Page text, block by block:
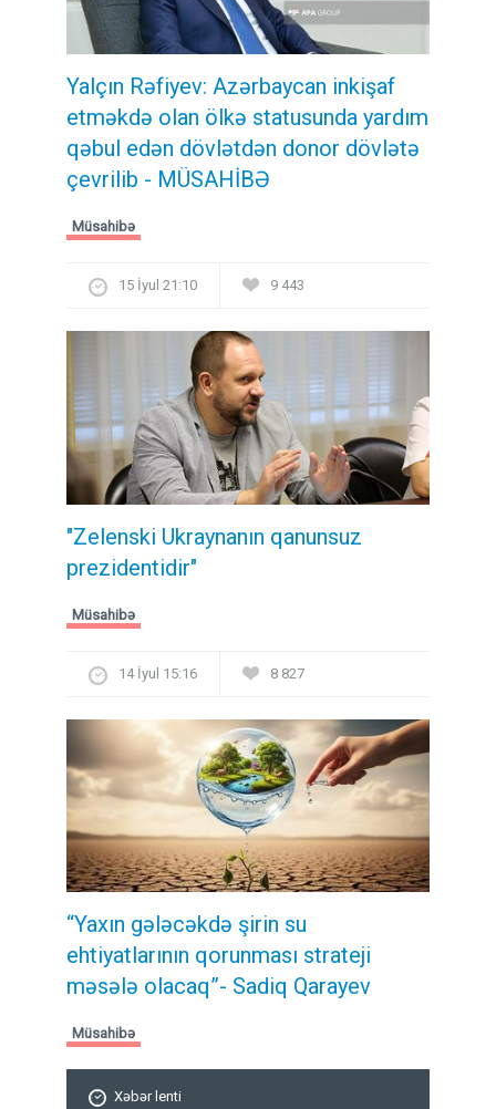
Yalçın Rəfiyev: Azərbaycan inkişaf
etməkdə olan ölkə statusunda yardım
qəbul edən dövlətdən donor dövlətə
çevrilib - MÜSAHİBƏ
Müsahibə
15 İyul 21:10 9 443
"Zelenski Ukraynanın qanunsuz
prezidentidir"
Müsahibə
14 İyul 15:16 8 827
“Yaxın gələcəkdə şirin su
ehtiyatlarının qorunması strateji
məsələ olacaq”- Sadiq Qarayev
Müsahibə
Xəbər lenti